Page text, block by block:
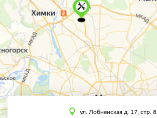
ул. Лобненская д. 17, стр. 8